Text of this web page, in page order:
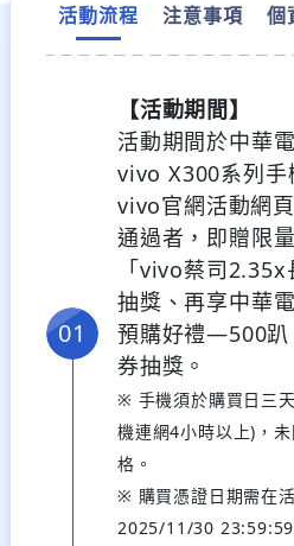
活動流程 注意事項 個
【活動期間】
活動期間於中華
vivo X300系列手
vivo官網活動網
通過者，即贈限
「vivo蔡司2.35x
抽獎、再享中華
預購好禮—500
券抽獎。
※ 手機須於購買日三
機連網4小時以上)，
格。
※ 購買憑證日期需在
2025/11/30 23:59:59